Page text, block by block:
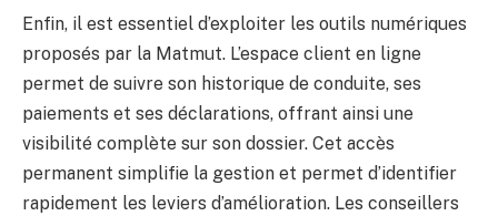
Enfin, il est essentiel d’exploiter les outils numériques
proposés par la Matmut. L’espace client en ligne
permet de suivre son historique de conduite, ses
paiements et ses déclarations, offrant ainsi une
visibilité complète sur son dossier. Cet accès
permanent simplifie la gestion et permet d’identifier
rapidement les leviers d’amélioration. Les conseillers